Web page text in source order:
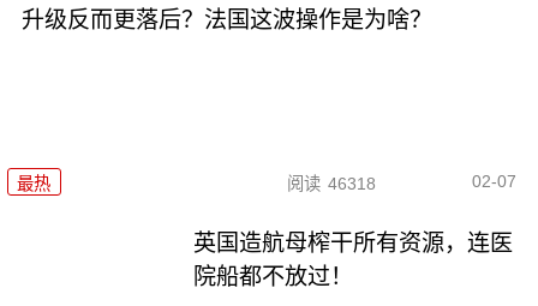
升级反而更落后？法国这波操作是为啥？
最热 阅读 46318 02-07
英国造航母榨干所有资源，连医
院船都不放过！